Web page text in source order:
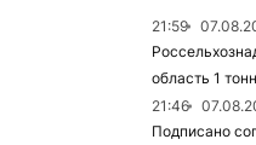
21:59
область 1
21:46
Подписано